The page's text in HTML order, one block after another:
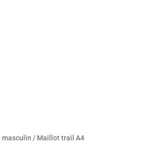
masculin / Maillot trail A4